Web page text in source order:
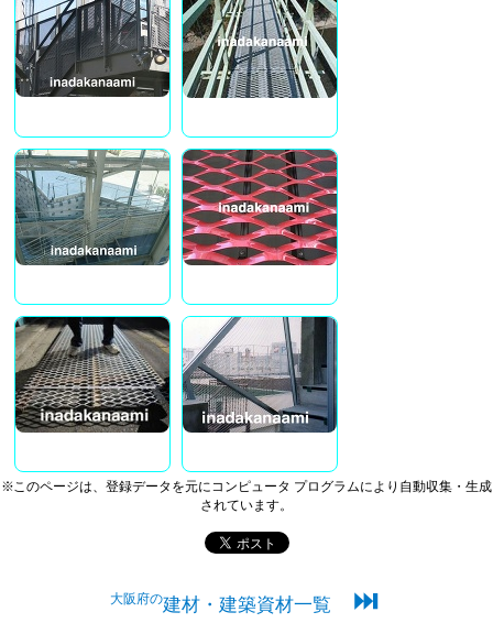
※このページは、登録データを元にコンピュータ プログラムにより自動収集・生成
されています。
大阪府の建材・建築資材一覧 ⏭